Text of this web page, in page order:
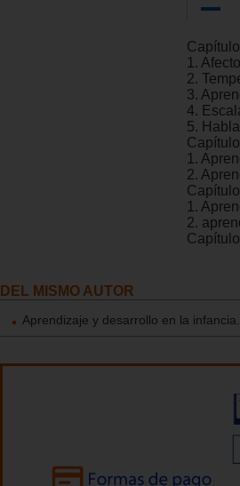
1.
2.
3.
4.
5.
1.
2.
1.
2.
DEL MISMO AUTOR
Aprendizaje y desarrollo en la